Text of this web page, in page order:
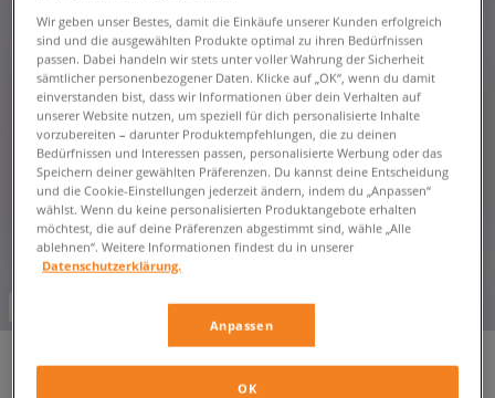
-10% ab 70€ mit dem Code:FINAL
Wir geben unser Bestes, damit die Einkäufe unserer Kunden erfolgreich
sind und die ausgewählten Produkte optimal zu ihren Bedürfnissen
passen. Dabei handeln wir stets unter voller Wahrung der Sicherheit
sämtlicher personenbezogener Daten. Klicke auf „OK“, wenn du damit
einverstanden bist, dass wir Informationen über dein Verhalten auf
unserer Website nutzen, um speziell für dich personalisierte Inhalte
vorzubereiten – darunter Produktempfehlungen, die zu deinen
Bedürfnissen und Interessen passen, personalisierte Werbung oder das
Speichern deiner gewählten Präferenzen. Du kannst deine Entscheidung
und die Cookie-Einstellungen jederzeit ändern, indem du „Anpassen“
wählst. Wenn du keine personalisierten Produktangebote erhalten
möchtest, die auf deine Präferenzen abgestimmt sind, wähle „Alle
ablehnen“. Weitere Informationen findest du in unserer
Datenschutzerklärung.
Anpassen
OK